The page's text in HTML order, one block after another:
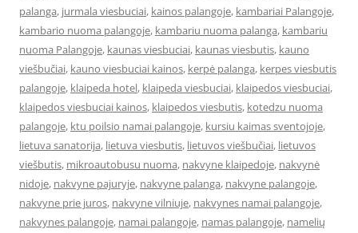
palanga, jurmala viesbuciai, kainos palangoje, kambariai Palangoje,
kambario nuoma palangoje, kambariu nuoma palanga, kambariu
nuoma Palangoje, kaunas viesbuciai, kaunas viesbutis, kauno
viešbučiai, kauno viesbuciai kainos, kerpė palanga, kerpes viesbutis
palangoje, klaipeda hotel, klaipeda viesbuciai, klaipedos viesbuciai,
klaipedos viesbuciai kainos, klaipedos viesbutis, kotedzu nuoma
palangoje, ktu poilsio namai palangoje, kursiu kaimas sventojoje,
lietuva sanatorija, lietuva viesbutis, lietuvos viešbučiai, lietuvos
viešbutis, mikroautobusu nuoma, nakvyne klaipedoje, nakvynė
nidoje, nakvyne pajuryje, nakvyne palanga, nakvyne palangoje,
nakvyne prie juros, nakvyne vilniuje, nakvynes namai palangoje,
nakvynes palangoje, namai palangoje, namas palangoje, namelių